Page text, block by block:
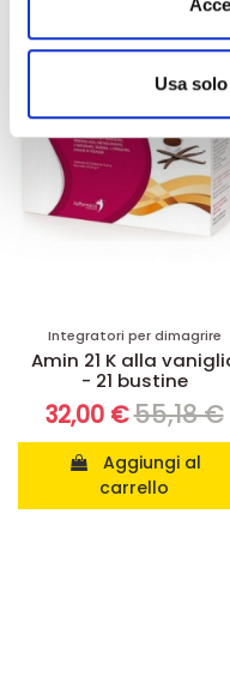
analizzare il nostro
informazioni sul modo
nostri partner che si
pubblicità e social
con altre informazioni
raccolto dal suo
Usa
Integratori per dimagrire
Amin 21 K alla
- 21 bustine
32,00 €55,18 €
carrello